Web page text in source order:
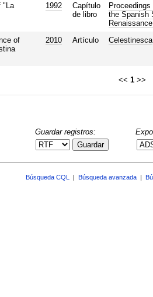
"La
1992
Capítulo
de libro
the Spanish
of
2010 Artículo Celestinesca
<< 1 >>
Guardar registros:
Guardar
Búsqueda CQL Búsqueda avanzada